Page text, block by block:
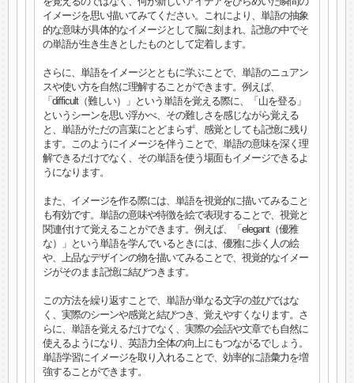
イメージを思い描いてみてください。これにより、単語の抽象
的な意味が具体的なイメージとして脳に刻まれ、記憶の中でそ
の単語が生き生きとしたものとして定着します。
さらに、単語をイメージとともに学ぶことで、単語のニュアン
スや使い方を自然に理解することができます。例えば、
「difficult（難しい）」という単語を覚える際に、「山を登る」
というシーンを思い浮かべ、その難しさを感じながら覚える
と、単語がただの言葉にとどまらず、感覚としても記憶に残り
ます。このようにイメージを伴うことで、単語の意味を深く理
解できるだけでなく、その単語を使う場面もイメージできるよ
うになります。
また、イメージを作る際には、単語を視覚的に描いてみること
も有効です。単語の意味や特徴を絵で表現することで、視覚と
関連付けて覚えることができます。例えば、「elegant（優雅
な）」という単語を学んでいるときには、優雅に歩く人の絵
や、上品なデザインの物を描いてみることで、視覚的なイメー
ジがそのまま記憶に結びつきます。
この方法を繰り返すことで、単語が単なる文字の並びではな
く、実際のシーンや感覚と結びつき、覚えやすくなります。さ
らに、単語を覚えるだけでなく、実際の会話や文章でも自然に
使えるようになり、英語力全体の向上にもつながるでしょう。
単語学習にイメージを取り入れることで、効率的に語彙力を増
強することができます。